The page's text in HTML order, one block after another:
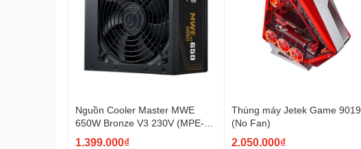
Nguồn Cooler Master MWE
650W Bronze V3 230V (MPE-
6501-ACABW-3BEU)
1.399.000₫
Thùng máy Jetek Game 9019
(No Fan)
2.050.000₫